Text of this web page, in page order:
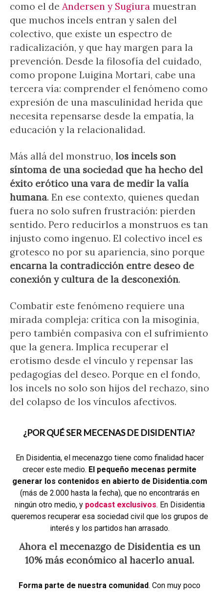
como el de Andersen y Sugiura muestran
que muchos incels entran y salen del
colectivo, que existe un espectro de
radicalización, y que hay margen para la
prevención. Desde la filosofía del cuidado,
como propone Luigina Mortari, cabe una
tercera vía: comprender el fenómeno como
expresión de una masculinidad herida que
necesita repensarse desde la empatía, la
educación y la relacionalidad.
Más allá del monstruo, los incels son
síntoma de una sociedad que ha hecho del
éxito erótico una vara de medir la valía
humana. En ese contexto, quienes quedan
fuera no solo sufren frustración: pierden
sentido. Pero reducirlos a monstruos es tan
injusto como ingenuo. El colectivo incel es
grotesco no por su apariencia, sino porque
encarna la contradicción entre deseo de
conexión y cultura de la desconexión.
Combatir este fenómeno requiere una
mirada compleja: crítica con la misoginia,
pero también compasiva con el sufrimiento
que la genera. Implica recuperar el
erotismo desde el vínculo y repensar las
pedagogías del deseo. Porque en el fondo,
los incels no solo son hijos del rechazo, sino
del colapso de los vínculos afectivos.
¿POR QUÉ SER MECENAS DE DISIDENTIA?
En Disidentia, el mecenazgo tiene como finalidad hacer
crecer este medio. El pequeño mecenas permite
generar los contenidos en abierto de Disidentia.com
(más de 2.000 hasta la fecha), que no encontrarás en
ningún otro medio, y podcast exclusivos. En Disidentia
queremos recuperar esa sociedad civil que los grupos de
interés y los partidos han arrasado.
Ahora el mecenazgo de Disidentia es un
10% más económico al hacerlo anual.
Forma parte de nuestra comunidad. Con muy poco